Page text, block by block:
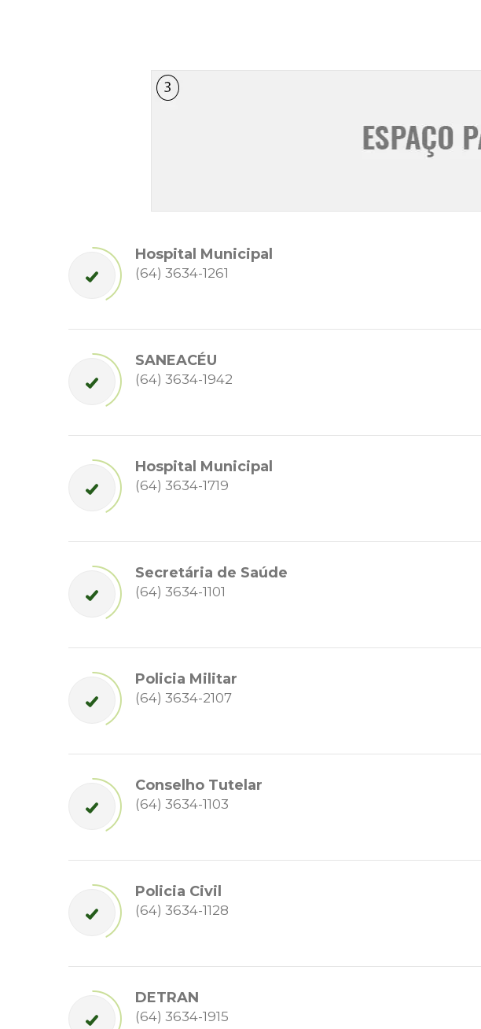
Hospital Municipal
(64) 3634-1261
SANEACÉU
(64) 3634-1942
Hospital Municipal
(64) 3634-1719
Secretária de Saúde
(64) 3634-1101
Policia Militar
(64) 3634-2107
Conselho Tutelar
(64) 3634-1103
Policia Civil
(64) 3634-1128
DETRAN
(64) 3634-1915